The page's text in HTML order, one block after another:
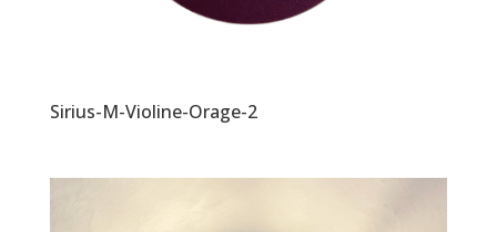
Sirius-M-Violine-Orage-2